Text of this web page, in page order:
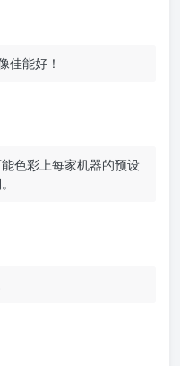
佳能好！
色彩上每家机器的预设